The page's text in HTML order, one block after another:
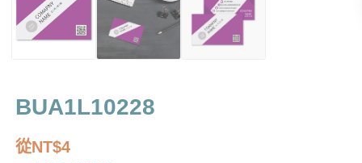
BUA1L10228
從NT$4